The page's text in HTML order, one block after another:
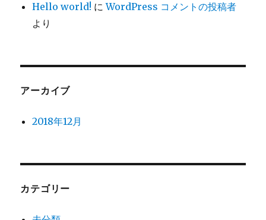
Hello world! にWordPress コメントの投稿者
より
アーカイブ
2018年12月
カテゴリー